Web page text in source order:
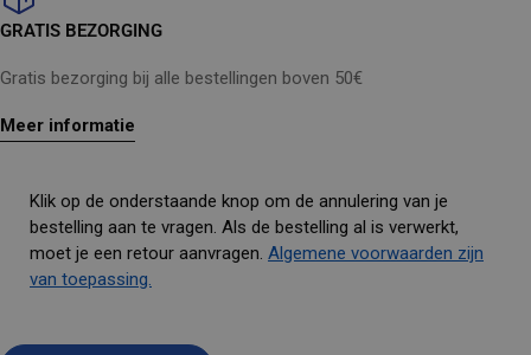
GRATIS BEZORGING
Gratis bezorging bij alle bestellingen boven 50€
Meer informatie
Klik op de onderstaande knop om de annulering van je
bestelling aan te vragen. Als de bestelling al is verwerkt,
moet je een retour aanvragen. Algemene voorwaarden zijn
van toepassing.